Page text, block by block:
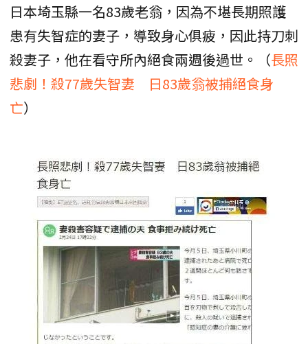
日本埼玉縣一名83歲老翁，因為不堪長期照護
患有失智症的妻子，導致身心俱疲，因此持刀刺
殺妻子，他在看守所內絕食兩週後過世。（長照
悲劇！殺77歲失智妻 日83歲翁被捕絕食身
亡）